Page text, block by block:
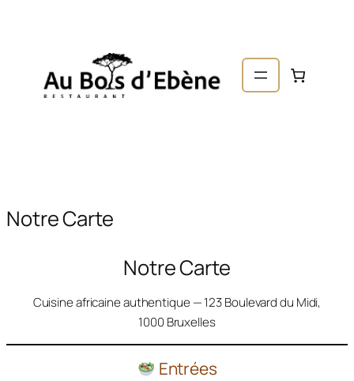
Notre Carte
Notre Carte
Cuisine africaine authentique — 123 Boulevard du Midi,
1000 Bruxelles
Entrées